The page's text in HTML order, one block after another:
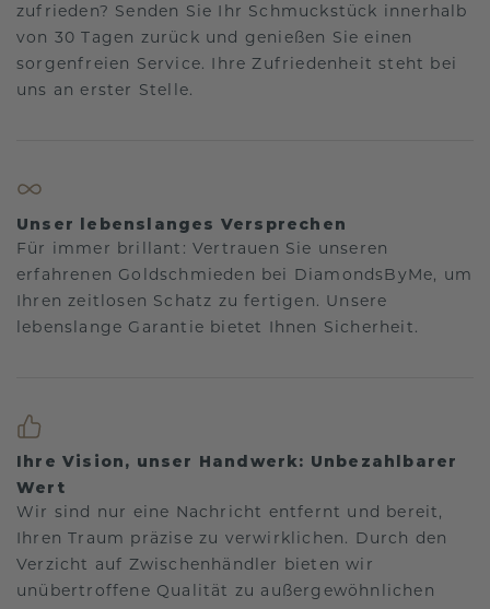
zufrieden? Senden Sie Ihr Schmuckstück innerhalb
von 30 Tagen zurück und genießen Sie einen
sorgenfreien Service. Ihre Zufriedenheit steht bei
uns an erster Stelle.
Unser lebenslanges Versprechen
Für immer brillant: Vertrauen Sie unseren
erfahrenen Goldschmieden bei DiamondsByMe, um
Ihren zeitlosen Schatz zu fertigen. Unsere
lebenslange Garantie bietet Ihnen Sicherheit.
Ihre Vision, unser Handwerk: Unbezahlbarer
Wert
Wir sind nur eine Nachricht entfernt und bereit,
Ihren Traum präzise zu verwirklichen. Durch den
Verzicht auf Zwischenhändler bieten wir
unübertroffene Qualität zu außergewöhnlichen